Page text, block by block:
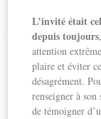
L’invité était
depuis toujours
attention
plaire et éviter
désagrément.
renseigner à
de témoigner